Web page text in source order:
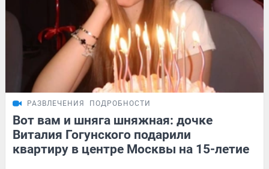
РАЗВЛЕЧЕНИЯ ПОДРОБНОСТИ
Вот вам и шняга шняжная: дочке
Виталия Гогунского подарили
квартиру в центре Москвы на 15-летие